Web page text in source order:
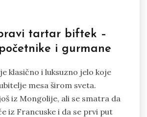
tartar biftek –
i gurmane
klasično i luksuzno jelo koje
mesa širom sveta.
iz Mongolije, ali se smatra da
iz Francuske i da se prvi put